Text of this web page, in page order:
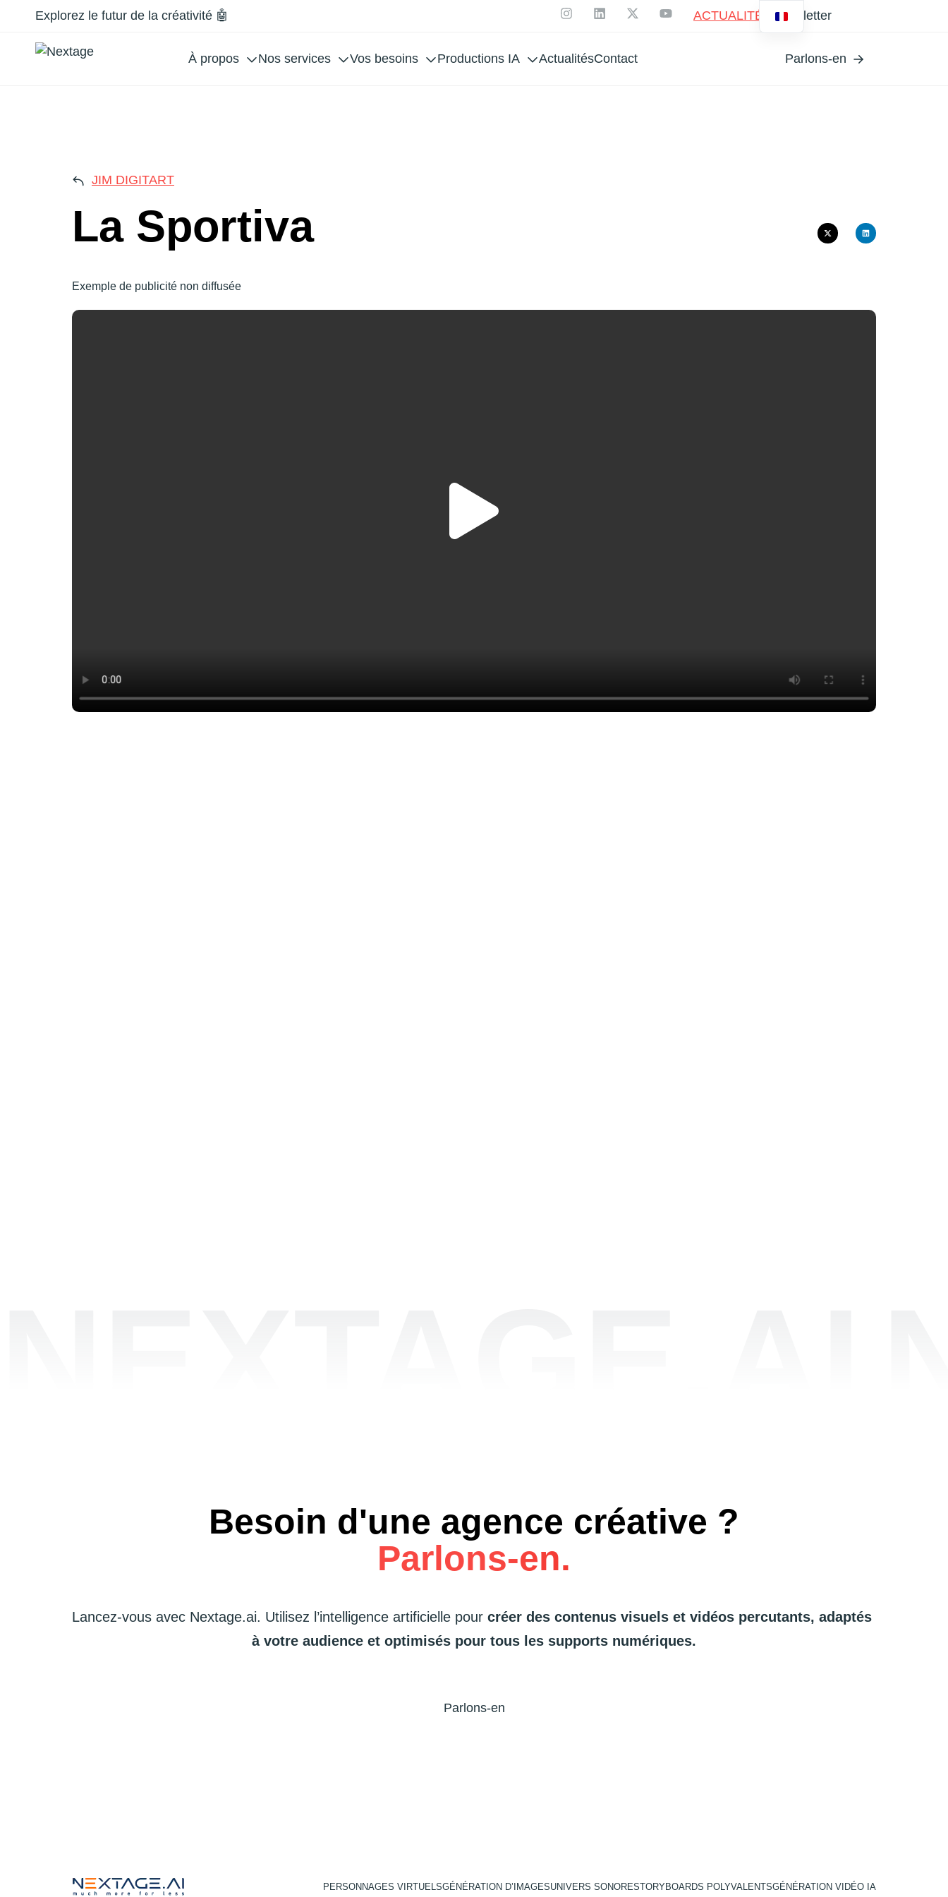
Explorez le futur de la créativité 🤖 ACTUALITÉS Newsletter
À propos Nos services Vos besoins Productions IA ActualitésContact Parlons-en
LA SPORTIVA
JIM DIGITART
La Sportiva
Exemple de publicité non diffusée
Besoin d'une agence créative ?
Parlons-en.
Lancez-vous avec Nextage.ai. Utilisez l’intelligence artificielle pour créer des contenus visuels et vidéos percutants, adaptés
à votre audience et optimisés pour tous les supports numériques.
Parlons-en
PERSONNAGES VIRTUELSGÉNÉRATION D’IMAGESUNIVERS SONORESTORYBOARDS POLYVALENTSGÉNÉRATION VIDÉO IA